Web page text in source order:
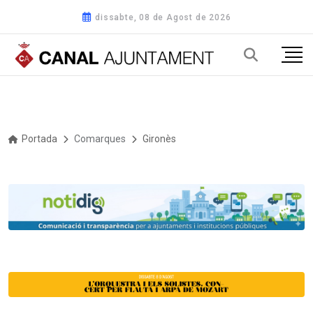
dissabte, 08 de Agost de 2026
Portada Comarques Gironès